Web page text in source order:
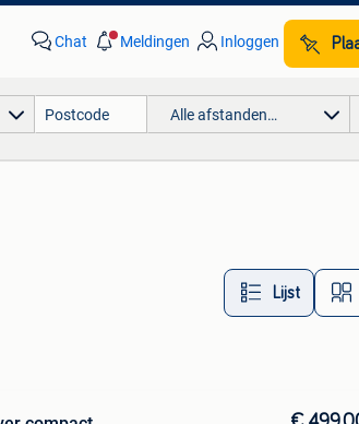
Chat Meldingen Inloggen
Alle afstanden…
Lijst